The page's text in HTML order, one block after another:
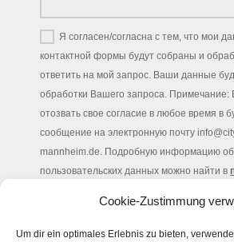
Cookie-Zustimmung
Um dir ein optimales Erlebnis zu bieten,
Я согласен/согласна с тем, что мои
контактной формы будут собраны и
ответить на мой запрос. Ваши данные
обработки Вашего запроса. Примечание:
отозвать свое согласие в любое время в
сообщение на электронную почту
mannheim.de. Подробную информацию об
пользовательских данных можно найти в
9 + 9=